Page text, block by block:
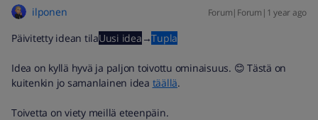
ilponen Forum|Forum|1 year ago
Päivitetty idean tilaUusi idea →Tupla
Idea on kyllä hyvä ja paljon toivottu ominaisuus. 😊 Tästä on
kuitenkin jo samanlainen idea täällä.
Toivetta on viety meillä eteenpäin.